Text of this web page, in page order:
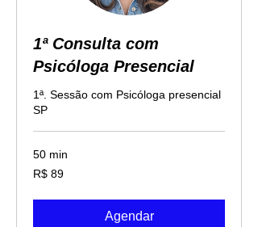
1ª Consulta com
Psicóloga Presencial
1ª. Sessão com Psicóloga presencial
SP
50 min
89
Reais
R$ 89
Agendar